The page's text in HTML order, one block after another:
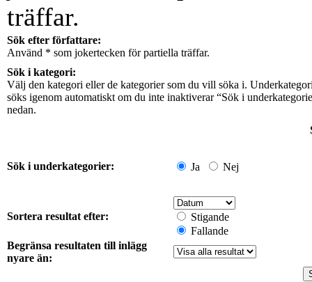
träffar.
Sök efter författare:
Använd * som jokertecken för partiella träffar.
Sök i kategori:
Välj den kategori eller de kategorier som du vill söka i.
söks igenom automatiskt om du inte inaktiverar “Sök i
nedan.
Sök i underkategorier: Ja Nej
Sortera resultat efter:
Stigande
Fallande
Begränsa resultaten till inlägg
nyare än: